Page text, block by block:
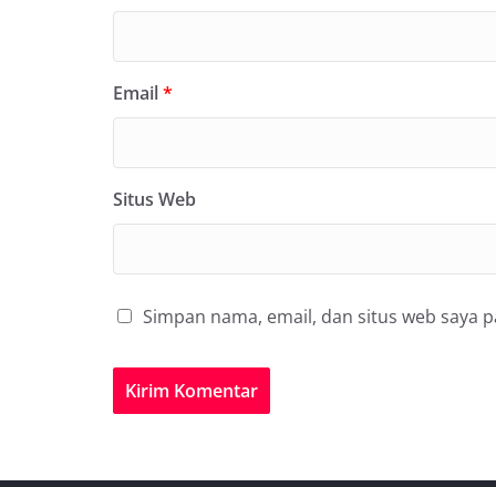
Email*
Situs Web
Simpan nama, email, dan situs web